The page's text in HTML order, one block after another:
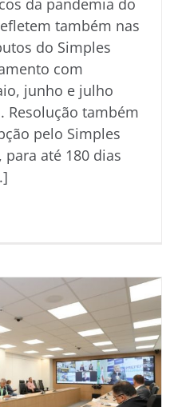
da pandemia do
também nas
do Simples
com
junho e julho
Resolução também
pelo Simples
até 180 dias